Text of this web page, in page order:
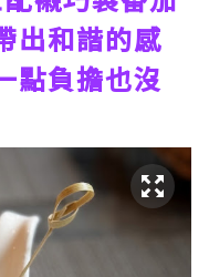
出和諧的感
點負擔也沒